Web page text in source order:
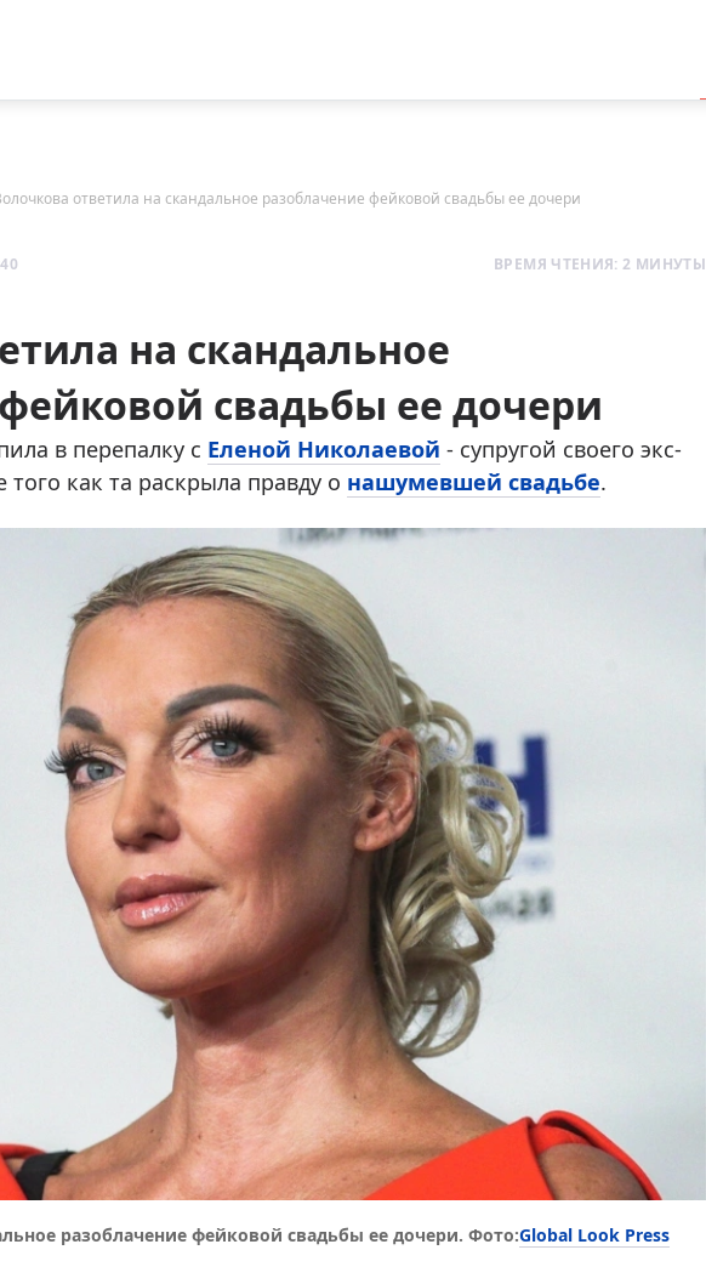
ответила на скандальное разоблачение фейковой свадьбы ее дочери
ВРЕМЯ ЧТЕНИЯ: 2 МИНУТЫ
на скандальное
свадьбы ее дочери
в перепалку с Еленой Николаевой - супругой своего экс-
того как та раскрыла правду о нашумевшей свадьбе.
разоблачение фейковой свадьбы ее дочери. Фото:Global Look Press